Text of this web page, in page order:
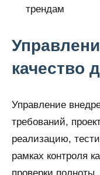
трендам
качество
Управление
требований,
реализацию,
рамках контроля